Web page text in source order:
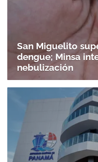
San Miguelito
dengue; Minsa
nebulización